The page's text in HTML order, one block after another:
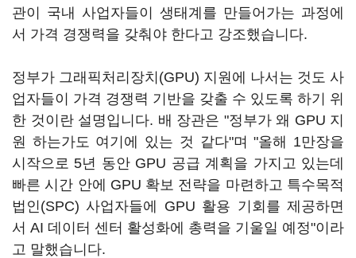
관이 국내 사업자들이 생태계를 만들어가는 과정에
서 가격 경쟁력을 갖춰야 한다고 강조했습니다.
정부가 그래픽처리장치(GPU) 지원에 나서는 것도 사
업자들이 가격 경쟁력 기반을 갖출 수 있도록 하기 위
한 것이란 설명입니다. 배 장관은 "정부가 왜 GPU 지
원 하는가도 여기에 있는 것 같다"며 "올해 1만장을
시작으로 5년 동안 GPU 공급 계획을 가지고 있는데
빠른 시간 안에 GPU 확보 전략을 마련하고 특수목적
법인(SPC) 사업자들에 GPU 활용 기회를 제공하면
서 AI 데이터 센터 활성화에 총력을 기울일 예정"이라
고 말했습니다.